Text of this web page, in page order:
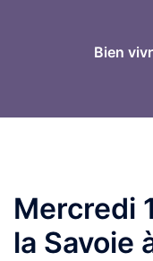
Bien
Mercredi
la Savoie